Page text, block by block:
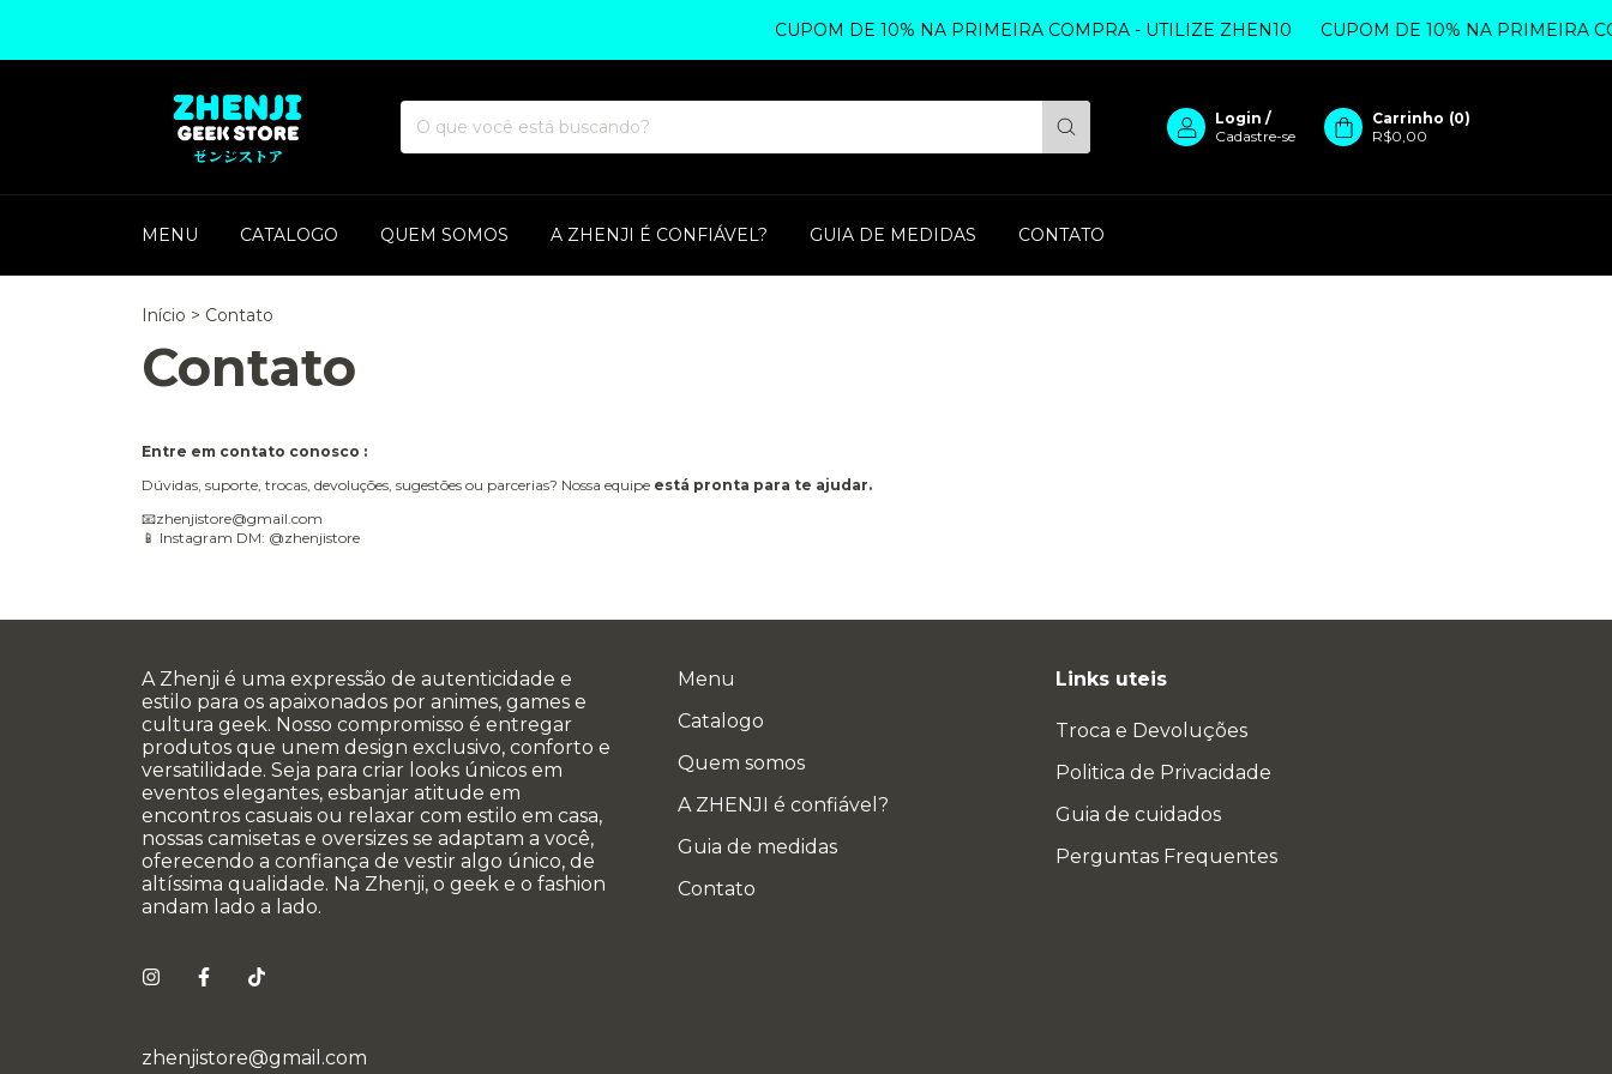
CUPOM DE 10% NA PRIMEIRA COMPRA - UTILIZE ZHEN10 CUPOM DE 10% NA PRIMEIRA
Login /
Cadastre-se
Carrinho (0)
R$0,00
MENU CATALOGO QUEM SOMOS A ZHENJI É CONFIÁVEL? GUIA DE MEDIDAS CONTATO
Início > Contato
Contato
Entre em contato conosco :
Dúvidas, suporte, trocas, devoluções, sugestões ou parcerias? Nossa equipe está pronta para te ajudar.
📧zhenjistore@gmail.com
📱 Instagram DM: @zhenjistore
A Zhenji é uma expressão de autenticidade e
estilo para os apaixonados por animes, games e
cultura geek. Nosso compromisso é entregar
produtos que unem design exclusivo, conforto e
versatilidade. Seja para criar looks únicos em
eventos elegantes, esbanjar atitude em
encontros casuais ou relaxar com estilo em casa,
nossas camisetas e oversizes se adaptam a você,
oferecendo a confiança de vestir algo único, de
altíssima qualidade. Na Zhenji, o geek e o fashion
andam lado a lado.
zhenjistore@gmail.com
Menu
Catalogo
Quem somos
A ZHENJI é confiável?
Guia de medidas
Contato
Links uteis
Troca e Devoluções
Politica de Privacidade
Guia de cuidados
Perguntas Frequentes